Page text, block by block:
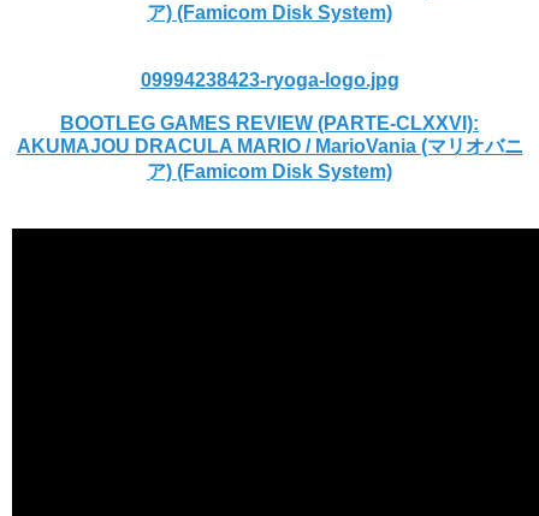
ア) (Famicom Disk System)
09994238423-ryoga-logo.jpg
BOOTLEG GAMES REVIEW (PARTE-CLXXVI):
AKUMAJOU DRACULA MARIO / MarioVania (マリオバニ
ア) (Famicom Disk System)